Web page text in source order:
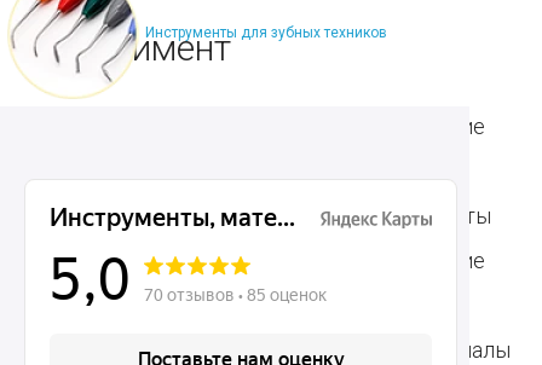
Инструменты для зубных техников
Ассортимент
инструменты
Пародонтологические
инструменты
Ортодонтические
Стоматологические
Общие инструменты
Стоматологические
материалы
Расходные материалы